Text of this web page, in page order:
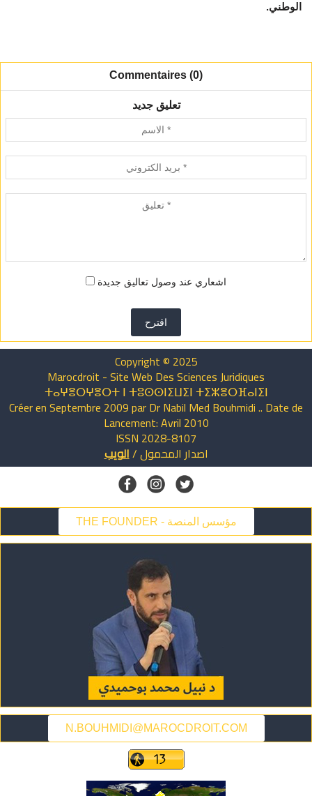
الوطني.
Commentaires (0)
تعليق جديد
اشعاري عند وصول تعاليق جديدة
اقترح
Copyright © 2025
Marocdroit - Site Web Des Sciences Juridiques
ⵜⴰⵖⴻⵔⵖⴻⵔⵜ ⵏ ⵜⵓⵙⵙⵏⵉⵡⵉⵏ ⵜⵉⵣⴻⵔⴼⴰⵏⵉⵏ
Créer en Septembre 2009 par Dr Nabil Med Bouhmidi .. Date de
Lancement: Avril 2010
ISSN 2028-8107
اصدار المحمول/الويب
THE FOUNDER - مؤسس المنصة
N.BOUHMIDI@MAROCDROIT.COM